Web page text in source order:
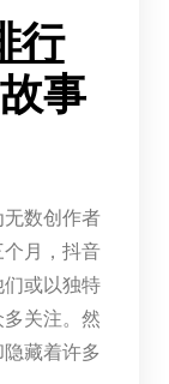
行
事
数创作者
月，抖音
或以独特
关注。然
藏着许多